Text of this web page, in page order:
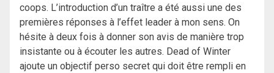
coops. L’introduction d’un traître a été aussi une des
premières réponses à l’effet leader à mon sens. On
hésite à deux fois à donner son avis de manière trop
insistante ou à écouter les autres. Dead of Winter
ajoute un objectif perso secret qui doit être rempli en